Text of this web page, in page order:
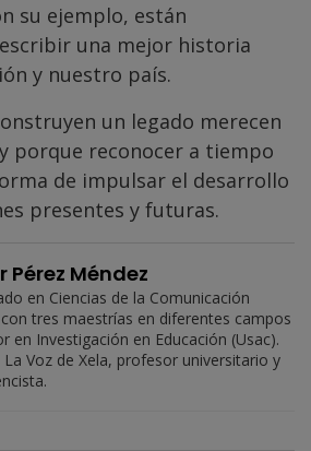
su ejemplo, están
una mejor historia
y nuestro país.
un legado merecen
porque reconocer a tiempo
de impulsar el desarrollo
presentes y futuras.
Pérez Méndez
en Ciencias de la Comunicación
tres maestrías en diferentes campos
en Investigación en Educación (Usac).
La Voz de Xela, profesor universitario y